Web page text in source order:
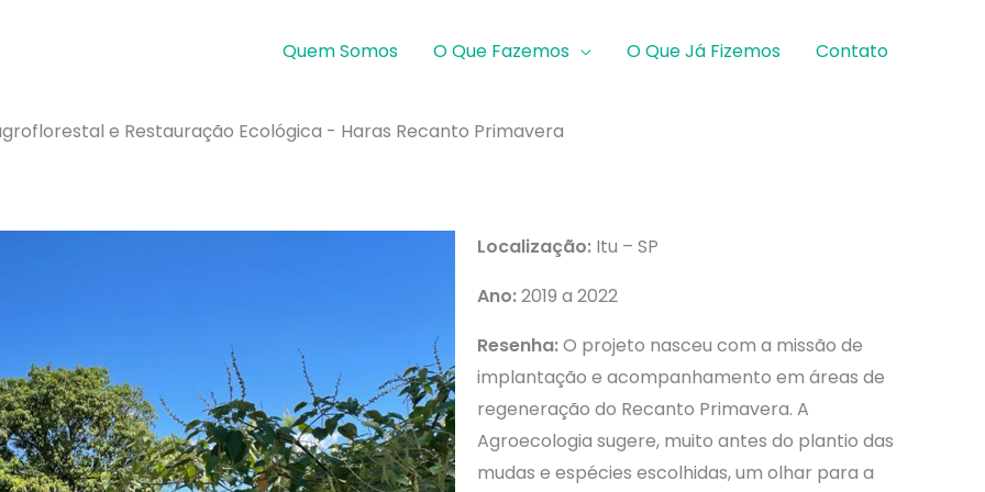
Quem Somos O Que Fazemos O Que Já Fizemos Contato
e Restauração Ecológica - Haras Recanto Primavera
Localização: Itu – SP
Ano:2019 a 2022
Resenha:O projeto nasceu com a missão de
implantação e acompanhamento em áreas de
regeneração do Recanto Primavera. A
Agroecologia sugere, muito antes do plantio das
mudas e espécies escolhidas, um olhar para a